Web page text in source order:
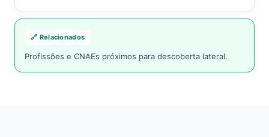
🔗 Relacionados
Profissões e CNAEs próximos para descoberta lateral.